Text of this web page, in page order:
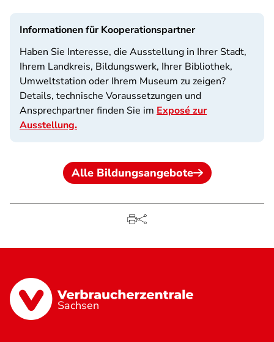
Informationen für Kooperationspartner
Haben Sie Interesse, die Ausstellung in Ihrer Stadt,
Ihrem Landkreis, Bildungswerk, Ihrer Bibliothek,
Umweltstation oder Ihrem Museum zu zeigen?
Details, technische Voraussetzungen und
Ansprechpartner finden Sie im Exposé zur
Ausstellung.
Alle Bildungsangebote
Sachsen